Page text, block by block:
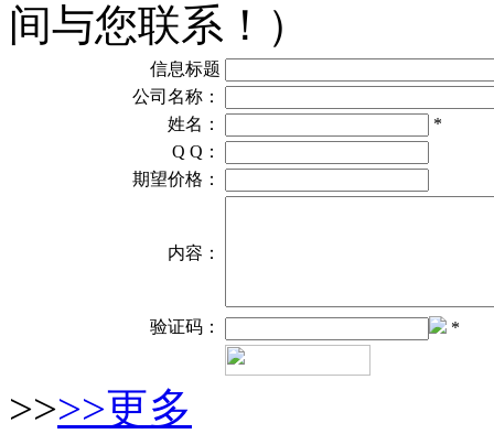
间与您联系！）
信息标题
公司名称：
姓名：
*
Q Q：
期望价格：
内容：
验证码： *
>>>>更多